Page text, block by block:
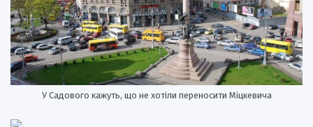
У Садового кажуть, що не хотіли переносити Міцкевича